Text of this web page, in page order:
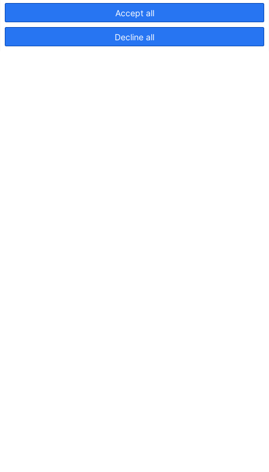
Accept all
Decline all